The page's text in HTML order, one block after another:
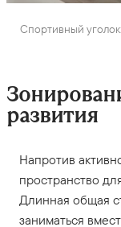
Спортивный
развития
Напротив
пространство
Длинная общая
заниматься